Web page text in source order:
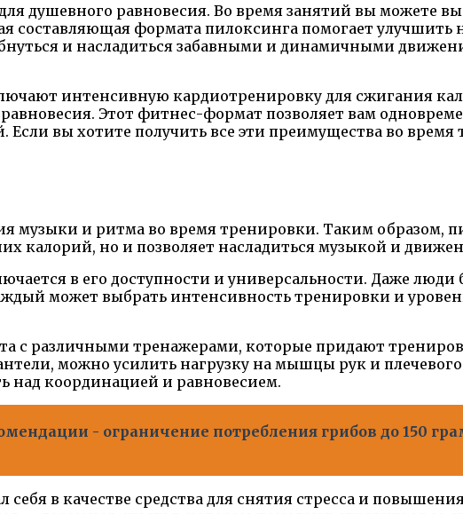
душевного равновесия. Во время занятий вы можете
составляющая формата пилоксинга помогает
и насладиться забавными и динамичными
интенсивную кардиотренировку для сжигания
Этот фитнес-формат позволяет вам
вы хотите получить все эти преимущества во
музыки и ритма во время тренировки. Таким образом,
калорий, но и позволяет насладиться музыкой и
в его доступности и универсальности. Даже
может выбрать интенсивность тренировки и
с различными тренажерами, которые придают
можно усилить нагрузку на мышцы рук и
над координацией и равновесием.
- ограничение потребления грибов до 150
в качестве средства для снятия стресса и